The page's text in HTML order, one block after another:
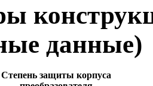
данные)
Степень защиты корпуса